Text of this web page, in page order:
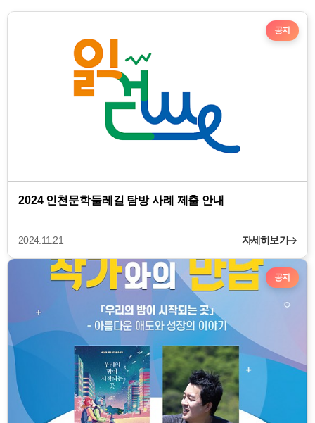
공지
2024 인천문학둘레길 탐방 사례 제출 안내
2024.11.21 자세히보기
공지